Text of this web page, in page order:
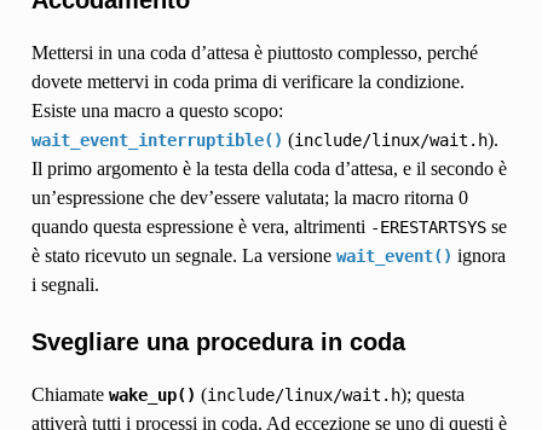
Mettersi in una coda d’attesa è piuttosto complesso, perché
dovete mettervi in coda prima di verificare la condizione.
Esiste una macro a questo scopo:
wait_event_interruptible() (include/linux/wait.h).
Il primo argomento è la testa della coda d’attesa, e il secondo è
un’espressione che dev’essere valutata; la macro ritorna 0
quando questa espressione è vera, altrimenti -ERESTARTSYSse
è stato ricevuto un segnale. La versione wait_event() ignora
i segnali.
Svegliare una procedura in coda
Chiamate wake_up() (include/linux/wait.h); questa
attiverà tutti i processi in coda. Ad eccezione se uno di questi è